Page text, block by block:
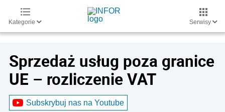
Kategorie Serwisy
Sprzedaż usług poza granice
UE – rozliczenie VAT
Subskrybuj nas na Youtube